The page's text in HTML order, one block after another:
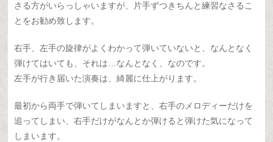
さる方がいらっしゃいますが、片手ずつきちんと練習なさるこ
とをお勧め致します。
右手、左手の旋律がよくわかって弾いていないと、なんとなく
弾けてはいても、それは…なんとなく、なのです。
左手が行き届いた演奏は、綺麗に仕上がります。
最初から両手で弾いてしまいますと、右手のメロディーだけを
追ってしまい、右手だけがなんとか弾けると弾けた気になって
しまいます。